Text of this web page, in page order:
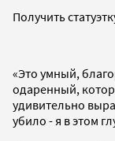
Получить
«Это умный,
одаренный,
удивительно
убило - я в этом